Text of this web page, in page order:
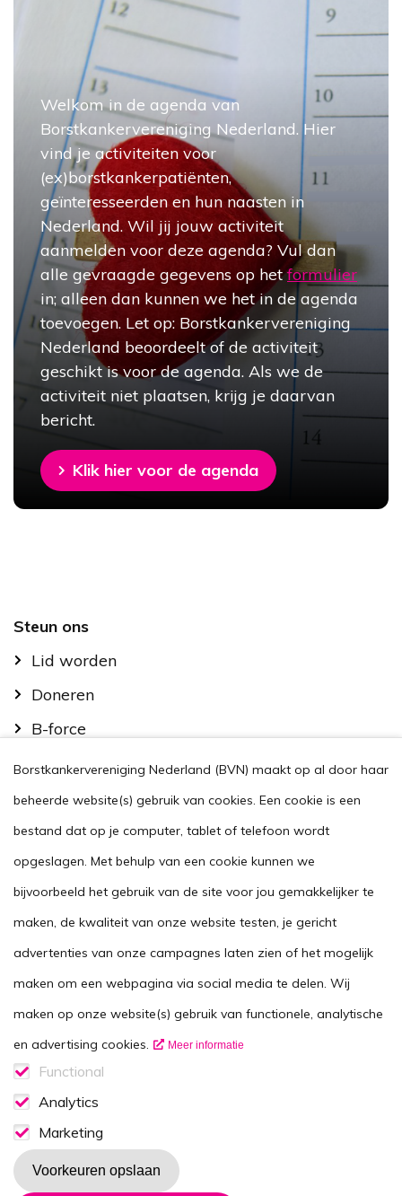
Welkom in de agenda van
Borstkankervereniging Nederland. Hier
vind je activiteiten voor
(ex)borstkankerpatiënten,
geïnteresseerden en hun naasten in
Nederland. Wil jij jouw activiteit
aanmelden voor deze agenda? Vul dan
alle gevraagde gegevens op hetformulier
in; alleen dan kunnen we het in de agenda
toevoegen. Let op: Borstkankervereniging
Nederland beoordeelt of de activiteit
geschikt is voor de agenda. Als we de
activiteit niet plaatsen, krijg je daarvan
bericht.
Klik hier voor de agenda
Footer
Steun ons
Lid worden
Doneren
B-force
Kom in actie
Handig
Stel je vraag
Agenda
Voor zorgverleners
This website in another language
Contactgegevens
Vacatures
Disclaimer
Volg ons op
Borstkankervereniging Nederland (BVN) maakt op al door haar
beheerde website(s) gebruik van cookies. Een cookie is een
bestand dat op je computer, tablet of telefoon wordt
opgeslagen. Met behulp van een cookie kunnen we
bijvoorbeeld het gebruik van de site voor jou gemakkelijker te
maken, de kwaliteit van onze website testen, je gericht
advertenties van onze campagnes laten zien of het mogelijk
maken om een webpagina via social media te delen. Wij
maken op onze website(s) gebruik van functionele, analytische
en advertising cookies.
Meer informatie
Functional
Functionele cookies
Analytics
Analytics consent
Marketing
Marketing consent
Voorkeuren opslaan